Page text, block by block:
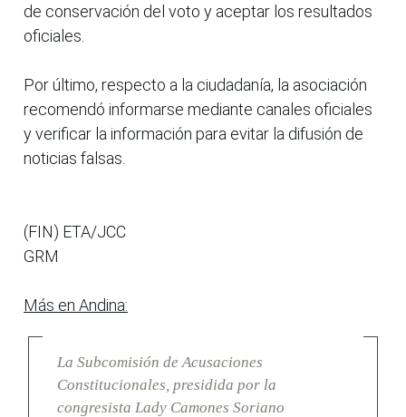
de conservación del voto y aceptar los resultados
oficiales.
Por último, respecto a la ciudadanía, la asociación
recomendó informarse mediante canales oficiales
y verificar la información para evitar la difusión de
noticias falsas.
(FIN) ETA/JCC
GRM
Más en Andina:
La Subcomisión de Acusaciones
Constitucionales, presidida por la
congresista Lady Camones Soriano